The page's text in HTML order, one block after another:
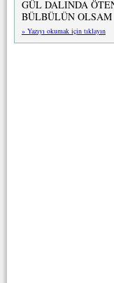
GÜL DALINDA
BÜLBÜLÜN OLSAM
» Yazıyı okumak için tıklayın